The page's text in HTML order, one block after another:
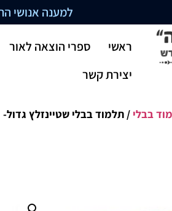
למענה אנושי התקשרו
ראשי
ספרי הוצאה לאור
יצירת קשר
בבלי / תלמוד בבלי שטיינזלץ